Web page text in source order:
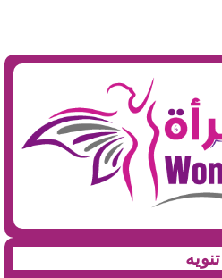
تنويه